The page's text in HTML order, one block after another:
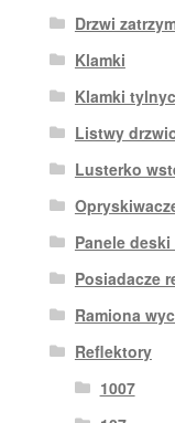
Drzwi
Klamki
Klamki
Listwy
Lusterko
Panele
Posiadacze
Ramiona
Reflektory
1007